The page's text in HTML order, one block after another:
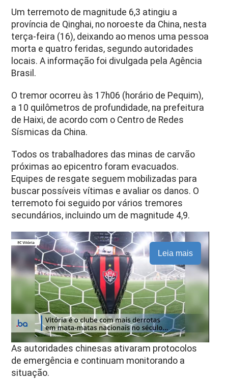
Um terremoto de magnitude 6,3 atingiu a
província de Qinghai, no noroeste da China, nesta
terça-feira (16), deixando ao menos uma pessoa
morta e quatro feridas, segundo autoridades
locais. A informação foi divulgada pela Agência
Brasil.
O tremor ocorreu às 17h06 (horário de Pequim),
a 10 quilômetros de profundidade, na prefeitura
de Haixi, de acordo com o Centro de Redes
Sísmicas da China.
Todos os trabalhadores das minas de carvão
próximas ao epicentro foram evacuados.
Equipes de resgate seguem mobilizadas para
buscar possíveis vítimas e avaliar os danos. O
terremoto foi seguido por vários tremores
secundários, incluindo um de magnitude 4,9.
Leia mais
As autoridades chinesas ativaram protocolos
de emergência e continuam monitorando a
situação.